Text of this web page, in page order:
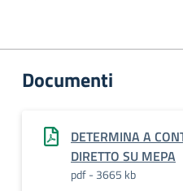
Documenti
DETERMINA A
DIRETTO SU MEPA
pdf - 3665 kb